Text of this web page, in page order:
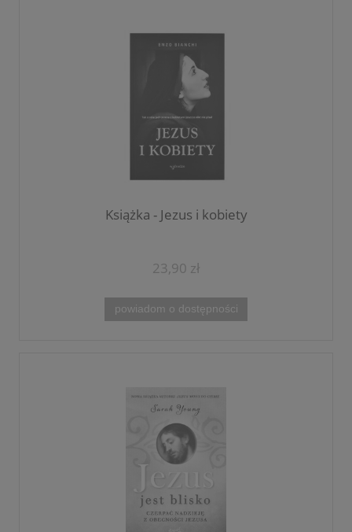
Książka - Jezus i kobiety
23,90 zł
powiadom o dostępności